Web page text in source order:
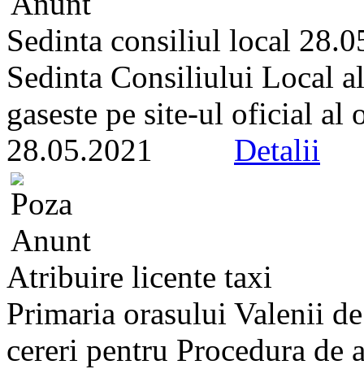
Sedinta consiliul local
Sedinta Consiliului Local
gaseste pe site-ul oficial al
28.05.2021 Detalii
Atribuire licente taxi
Primaria orasului Valenii
cereri pentru Procedura